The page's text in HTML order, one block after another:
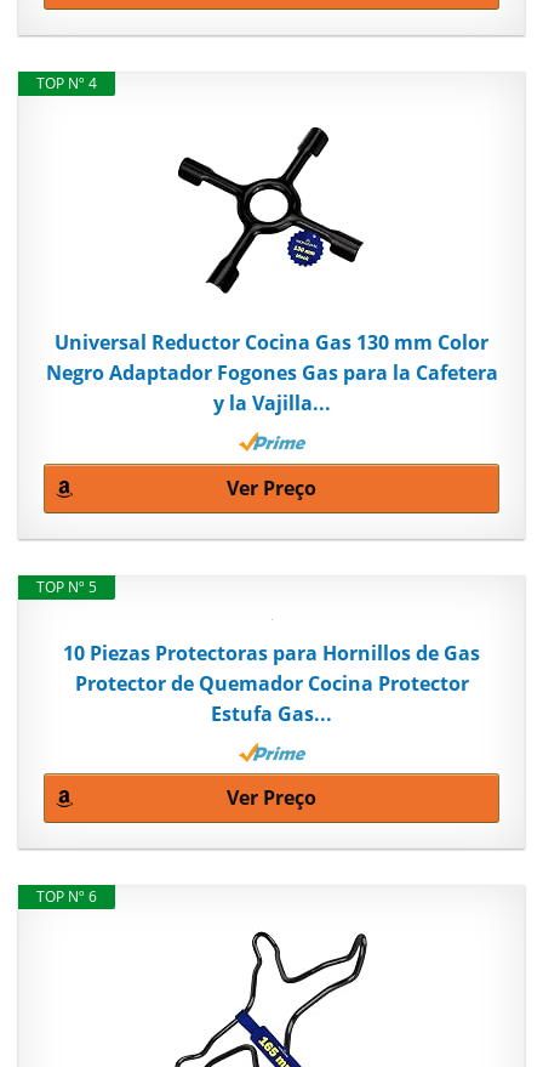
TOP Nº 4
Universal Reductor Cocina Gas 130 mm Color
Negro Adaptador Fogones Gas para la Cafetera
y la Vajilla...
Ver Preço
TOP Nº 5
10 Piezas Protectoras para Hornillos de Gas
Protector de Quemador Cocina Protector
Estufa Gas...
Ver Preço
TOP Nº 6